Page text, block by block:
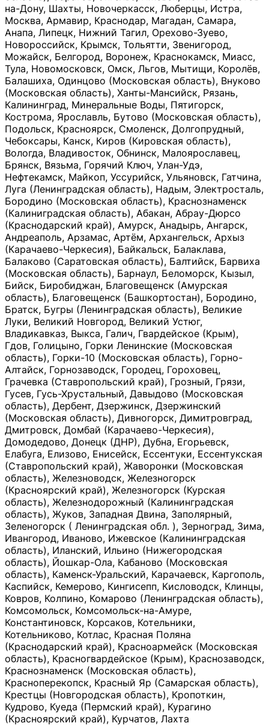
на-Дону, Шахты, Новочеркасск, Люберцы, Истра,
Москва, Армавир, Краснодар, Магадан, Самара,
Анапа, Липецк, Нижний Тагил, Орехово-Зуево,
Новороссийск, Крымск, Тольятти, Звенигород,
Можайск, Белгород, Воронеж, Краснокамск, Миасс,
Тула, Новомосковск, Омск, Льгов, Мытищи, Королёв,
Балашиха, Одинцово (Московская область), Внуково
(Московская область), Ханты-Мансийск, Рязань,
Калининград, Минеральные Воды, Пятигорск,
Кострома, Ярославль, Бутово (Московская область),
Подольск, Красноярск, Смоленск, Долгопрудный,
Чебоксары, Канск, Киров (Кировская область),
Вологда, Владивосток, Обнинск, Малоярославец,
Брянск, Вязьма, Горячий Ключ, Улан-Удэ,
Нефтекамск, Майкоп, Уссурийск, Ульяновск, Гатчина,
Луга (Ленинградская область), Надым, Электросталь,
Бородино (Московская область), Краснознаменск
(Калиниградская область), Абакан, Абрау-Дюрсо
(Краснодарский край), Амурск, Анадырь, Ангарск,
Андреаполь, Арзамас, Артём, Архангельск, Архыз
(Карачаево-Черкесия), Байкальск, Балаклава,
Балаково (Саратовская область), Балтийск, Барвиха
(Московская область), Барнаул, Беломорск, Кызыл,
Бийск, Биробиджан, Благовещенск (Амурская
область), Благовещенск (Башкортостан), Бородино,
Братск, Бугры (Ленинградская область), Великие
Луки, Великий Новгород, Великий Устюг,
Владикавказ, Выкса, Галич, Гвардейское (Крым),
Гдов, Голицыно, Горки Ленинские (Московская
область), Горки-10 (Московская область), Горно-
Алтайск, Горнозаводск, Городец, Гороховец,
Грачевка (Ставропольский край), Грозный, Грязи,
Гусев, Гусь-Хрустальный, Давыдово (Московская
область), Дербент, Дзержинск, Дзержинский
(Московская область), Дивногорск, Димитровград,
Дмитровск, Домбай (Карачаево-Черкесия),
Домодедово, Донецк (ДНР), Дубна, Егорьевск,
Елабуга, Елизово, Енисейск, Ессентуки, Ессентукская
(Ставропольский край), Жаворонки (Московская
область), Железноводск, Железногорск
(Красноярский край), Железногорск (Курская
область), Железнодорожный (Калининградская
область), Жуков, Западная Двина, Заполярный,
Зеленогорск ( Ленинградская обл. ), Зерноград, Зима,
Ивангород, Иваново, Ижевское (Калининградская
область), Иланский, Ильино (Нижегородская
область), Йошкар-Ола, Кабаново (Московская
область), Каменск-Уральский, Карачаевск, Каргополь,
Каспийск, Кемерово, Кингисепп, Кисловодск, Клинцы,
Ковров, Колпино, Комарово (Ленинградская область),
Комсомольск, Комсомольск-на-Амуре,
Константиновск, Корсаков, Котельники,
Котельниково, Котлас, Красная Поляна
(Краснодарский край), Красноармейск (Московская
область), Красногвардейское (Крым), Краснозаводск,
Краснознаменск (Московская область),
Красноперекопск, Красный Яр (Самарская область),
Крестцы (Новгородская область), Кропоткин,
Кудрово, Куеда (Пермский край), Курагино
(Красноярский край), Курчатов, Лахта